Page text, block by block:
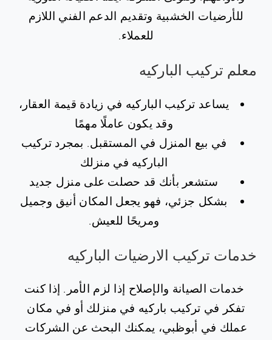
للأرضيات الخشبية وتقديم الدعم الفني اللازم
للعملاء.
معلم تركيب الباركيه
يساعد تركيب الباركيه في زيادة قيمة العقار،
وقد يكون عاملًا مهمًا
في بيع المنزل في المستقبل. بمجرد تركيب
الباركيه في منزلك
ستشعر بأنك قد حصلت على منزل جديد
بشكل جزئي، فهو يجعل المكان أنيق وجميل
ومريحًا للعيش.
خدمات تركيب الارضيات الباركيه
خدمات الصيانة والإصلاح إذا لزم الأمر. إذا كنت
تفكر في تركيب باركيه في منزلك أو في مكان
عملك في أبوظبي، يمكنك البحث عن الشركات